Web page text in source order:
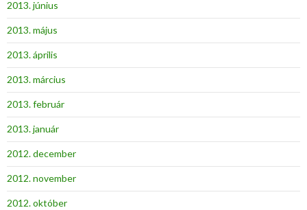
2013. június
2013. május
2013. április
2013. március
2013. február
2013. január
2012. december
2012. november
2012. október